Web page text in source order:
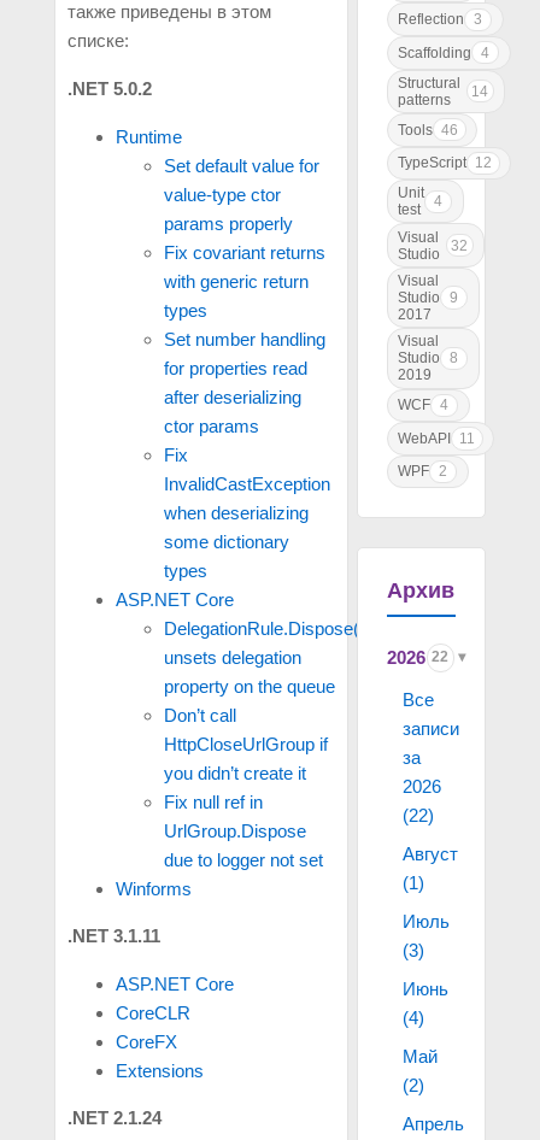
также приведены в этом
списке:
.NET 5.0.2
Runtime
Set default value for
value-type ctor
params properly
Fix covariant returns
with generic return
types
Set number handling
for properties read
after deserializing
ctor params
Fix
InvalidCastException
when deserializing
some dictionary
types
ASP.NET Core
DelegationRule.Dispose()
unsets delegation
property on the queue
Don’t call
HttpCloseUrlGroup if
you didn’t create it
Fix null ref in
UrlGroup.Dispose
due to logger not set
Winforms
.NET 3.1.11
ASP.NET Core
CoreCLR
CoreFX
Extensions
.NET 2.1.24
Reflection
3
Scaffolding
4
Structural
patterns
14
Tools 46
TypeScript 12
Unit
test
4
Visual
Studio
32
Visual
Studio
2017
9
Visual
Studio
2019
8
WCF 4
WebAPI
11
WPF 2
Архив
2026 22
Все
записи
за
2026
(22)
Август
(1)
Июль
(3)
Июнь
(4)
Май
(2)
Апрель